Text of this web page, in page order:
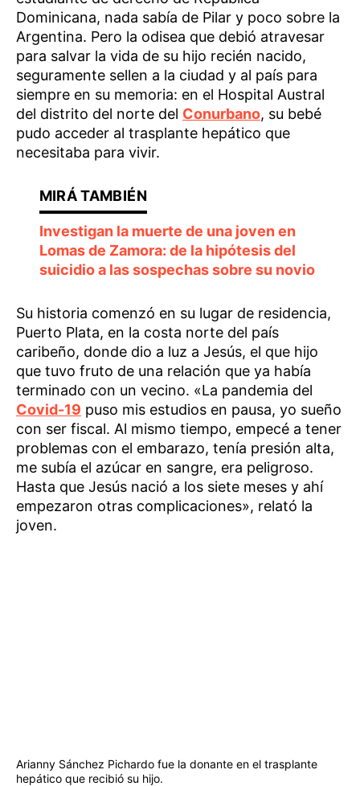
Dominicana, nada sabía de Pilar y poco sobre la
Argentina. Pero la odisea que debió atravesar
para salvar la vida de su hijo recién nacido,
seguramente sellen a la ciudad y al país para
siempre en su memoria: en el Hospital Austral
del distrito del norte del Conurbano, su bebé
pudo acceder al trasplante hepático que
necesitaba para vivir.
Investigan la muerte de una joven en
Lomas de Zamora: de la hipótesis del
suicidio a las sospechas sobre su novio
Su historia comenzó en su lugar de residencia,
Puerto Plata, en la costa norte del país
caribeño, donde dio a luz a Jesús, el que hijo
que tuvo fruto de una relación que ya había
terminado con un vecino. «La pandemia del
Covid-19 puso mis estudios en pausa, yo sueño
con ser fiscal. Al mismo tiempo, empecé a tener
problemas con el embarazo, tenía presión alta,
me subía el azúcar en sangre, era peligroso.
Hasta que Jesús nació a los siete meses y ahí
empezaron otras complicaciones», relató la
joven.
Arianny Sánchez Pichardo fue la donante en el trasplante
hepático que recibió su hijo.